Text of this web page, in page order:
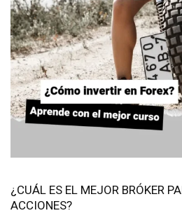
¿CUÁL ES EL MEJOR BRÓKER
ACCIONES?